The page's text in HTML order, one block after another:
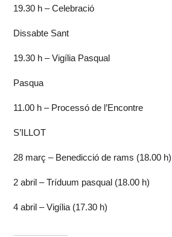
19.30 h – Celebració
Dissabte Sant
19.30 h – Vigília Pasqual
Pasqua
11.00 h – Processó de l’Encontre
S’ILLOT
28 març – Benedicció de rams (18.00 h)
2 abril – Tríduum pasqual (18.00 h)
4 abril – Vigília (17.30 h)